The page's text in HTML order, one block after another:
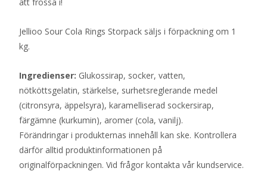
Jellioo Sour Cola Rings Storpack säljs i förpackning om 1
kg.
Ingredienser: Glukossirap, socker, vatten,
nötköttsgelatin, stärkelse, surhetsreglerande medel
(citronsyra, äppelsyra), karamelliserad sockersirap,
färgämne (kurkumin), aromer (cola, vanilj).
Förändringar i produkternas innehåll kan ske. Kontrollera
därför alltid produktinformationen på
originalförpackningen. Vid frågor kontakta vår kundservice.